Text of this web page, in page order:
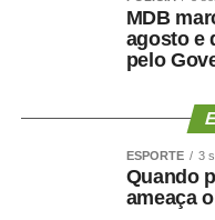
MDB
agosto e
pelo
ESPORTE 3
Quando
ameaça